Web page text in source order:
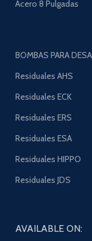
Acero 8 Pulgadas
BOMBAS PARA
Residuales AHS
Residuales ECK
Residuales ERS
Residuales ESA
Residuales HIPPO
Residuales JDS
AVAILABLE ON: